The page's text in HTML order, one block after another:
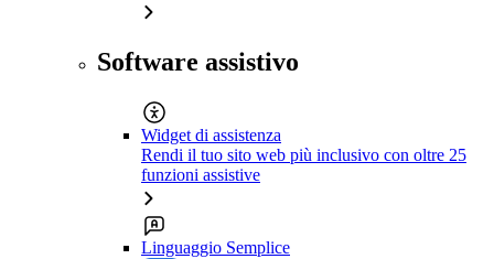
Software assistivo
Widget di assistenza
Rendi il tuo sito web più inclusivo con oltre 25
funzioni assistive
Linguaggio Semplice